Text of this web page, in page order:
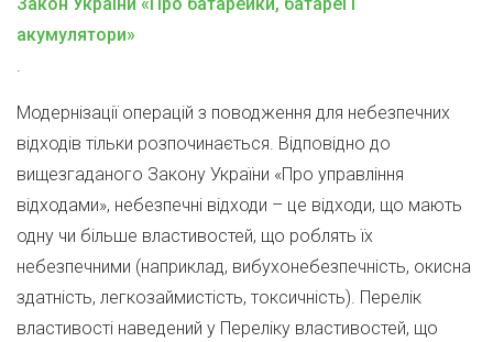
акумулятори»
.
Модернізації операцій з поводження для небезпечних
відходів тільки розпочинається. Відповідно до
вищезгаданого Закону України «Про управління
відходами», небезпечні відходи – це відходи, що мають
одну чи більше властивостей, що роблять їх
небезпечними (наприклад, вибухонебезпечність, окисна
здатність, легкозаймистість, токсичність). Перелік
властивості наведений у Переліку властивостей, що